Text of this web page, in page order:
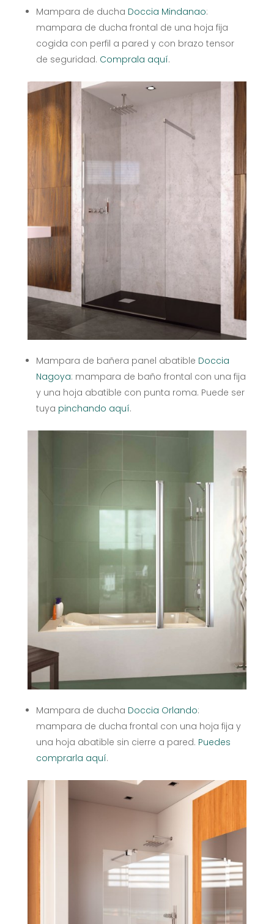
Mampara de ducha Doccia Mindanao:
mampara de ducha frontal de una hoja fija
cogida con perfil a pared y con brazo tensor
de seguridad. Comprala aquí.
Mampara de bañera panel abatible Doccia
Nagoya: mampara de baño frontal con una fija
y una hoja abatible con punta roma. Puede ser
tuya pinchando aquí.
Mampara de ducha Doccia Orlando:
mampara de ducha frontal con una hoja fija y
una hoja abatible sin cierre a pared. Puedes
comprarla aquí.